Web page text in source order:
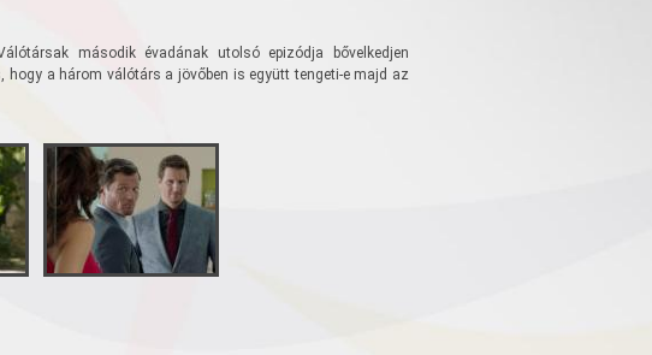
második évadának utolsó epizódja bővelkedjen
a három válótárs a jövőben is együtt tengeti-e majd az